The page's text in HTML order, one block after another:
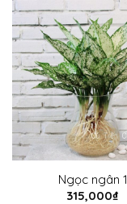
Ngọc ngân 1
315,000₫